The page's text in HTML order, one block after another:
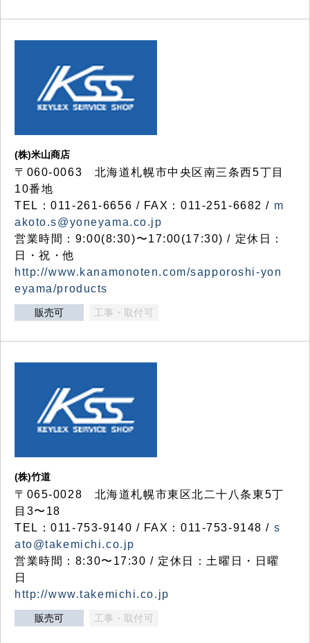
(株)米山商店
〒060-0063 北海道札幌市中央区南三条西5丁目
10番地
TEL：011-261-6656 / FAX：011-251-6682 / m
akoto.s@yoneyama.co.jp
営業時間：9:00(8:30)〜17:00(17:30) / 定休日：
日・祝・他
http://www.kanamonoten.com/sapporoshi-yon
eyama/products
販売可 工事・取付可
(株)竹道
〒065-0028 北海道札幌市東区北二十八条東5丁
目3〜18
TEL：011-753-9140 / FAX：011-753-9148 / s
ato@takemichi.co.jp
営業時間：8:30〜17:30 / 定休日：土曜日・日曜
日
http://www.takemichi.co.jp
販売可 工事・取付可